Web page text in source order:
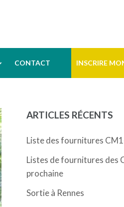
CONTACT INSCRIRE
ARTICLES RÉCENTS
Liste des fournitures
Listes de fournitures des
prochaine
Sortie à Rennes